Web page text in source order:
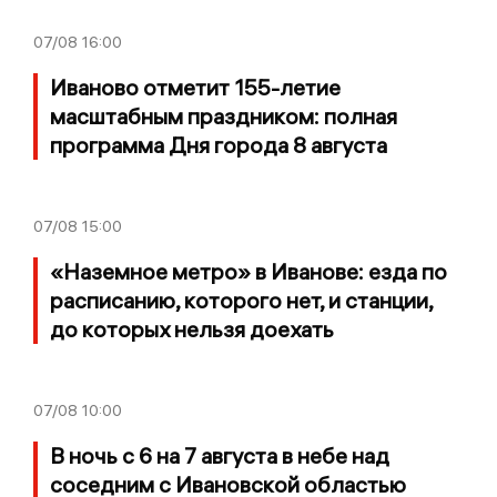
07/08 16:00
Иваново отметит 155-летие
масштабным праздником: полная
программа Дня города 8 августа
07/08 15:00
«Наземное метро» в Иванове: езда по
расписанию, которого нет, и станции,
до которых нельзя доехать
07/08 10:00
В ночь с 6 на 7 августа в небе над
соседним с Ивановской областью